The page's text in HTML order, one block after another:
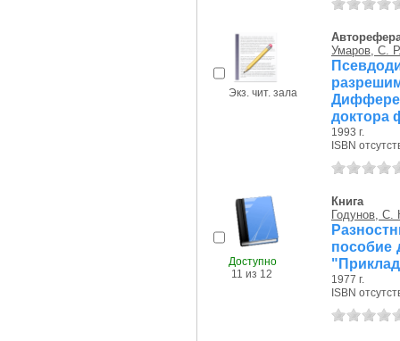
Экз. чит. зала
Умаров, С.
доктора
1993 г.
ISBN
Доступно
11 из 12
Книга
Годунов, С.
пособие
1977 г.
ISBN